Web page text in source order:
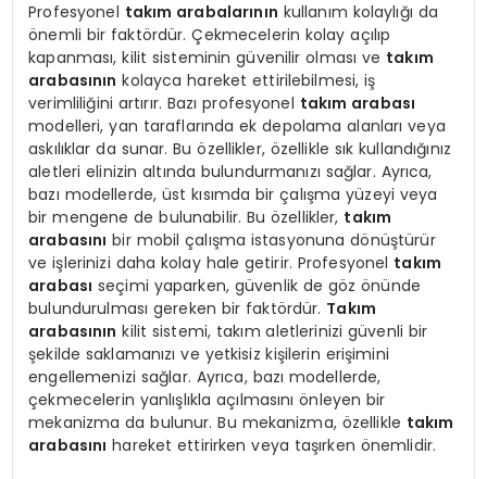
Profesyonel takım arabalarının kullanım kolaylığı da
önemli bir faktördür. Çekmecelerin kolay açılıp
kapanması, kilit sisteminin güvenilir olması ve takım
arabasının kolayca hareket ettirilebilmesi, iş
verimliliğini artırır. Bazı profesyonel takım arabası
modelleri, yan taraflarında ek depolama alanları veya
askılıklar da sunar. Bu özellikler, özellikle sık kullandığınız
aletleri elinizin altında bulundurmanızı sağlar. Ayrıca,
bazı modellerde, üst kısımda bir çalışma yüzeyi veya
bir mengene de bulunabilir. Bu özellikler, takım
arabasını bir mobil çalışma istasyonuna dönüştürür
ve işlerinizi daha kolay hale getirir. Profesyonel takım
arabası seçimi yaparken, güvenlik de göz önünde
bulundurulması gereken bir faktördür. Takım
arabasının kilit sistemi, takım aletlerinizi güvenli bir
şekilde saklamanızı ve yetkisiz kişilerin erişimini
engellemenizi sağlar. Ayrıca, bazı modellerde,
çekmecelerin yanlışlıkla açılmasını önleyen bir
mekanizma da bulunur. Bu mekanizma, özellikle takım
arabasını hareket ettirirken veya taşırken önemlidir.